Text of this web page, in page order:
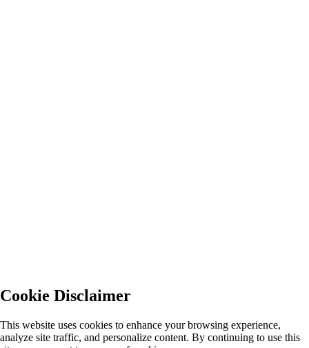
Cookie Disclaimer
This website uses cookies to enhance your browsing experience,
analyze site traffic, and personalize content. By continuing to use this